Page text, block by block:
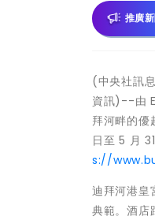
推廣
(中央社訊
資訊)--由
拜河畔的優
日至 5 月
s://
迪拜河港皇
典範。酒店